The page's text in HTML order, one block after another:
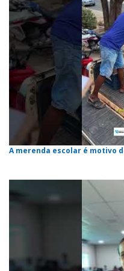
A merenda escolar é motivo